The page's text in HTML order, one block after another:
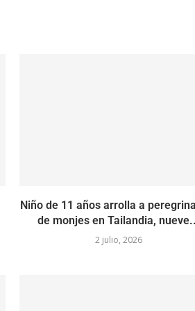
Niño de 11 años arrolla a
de monjes en Tailandia,
2 julio, 2026